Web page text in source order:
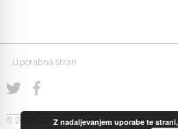
Uporabna stran
© 2008-2026 Uporabna Stran gostuje na
Z nadaljevanjem uporabe te